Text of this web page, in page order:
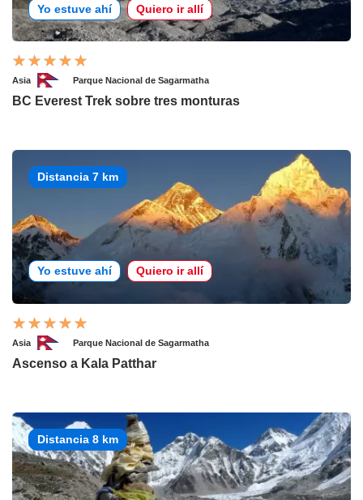
Yo estuve ahí Quiero ir allí
Asia Parque Nacional de Sagarmatha
BC Everest Trek sobre tres monturas
Distancia 7 km
Yo estuve ahí Quiero ir allí
Asia Parque Nacional de Sagarmatha
Ascenso a Kala Patthar
Distancia 8 km